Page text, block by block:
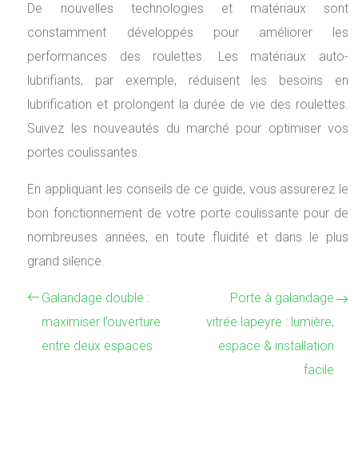
De nouvelles technologies et matériaux sont
constamment développés pour améliorer les
performances des roulettes. Les matériaux auto-
lubrifiants, par exemple, réduisent les besoins en
lubrification et prolongent la durée de vie des roulettes.
Suivez les nouveautés du marché pour optimiser vos
portes coulissantes.
En appliquant les conseils de ce guide, vous assurerez le
bon fonctionnement de votre porte coulissante pour de
nombreuses années, en toute fluidité et dans le plus
grand silence.
Galandage double :
maximiser l’ouverture
entre deux espaces
Porte à galandage
vitrée lapeyre : lumière,
espace & installation
facile